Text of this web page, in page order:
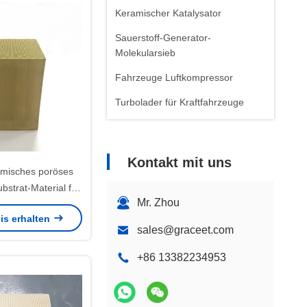
Keramischer Katalysator
Sauerstoff-Generator-
Molekularsieb
Fahrzeuge Luftkompressor
Turbolader für Kraftfahrzeuge
Kontakt mit uns
Mr. Zhou
sales@graceet.com
+86 13382234953
poröses
Material für
erhalten